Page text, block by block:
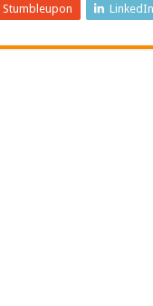
Stumbleupon LinkedIn